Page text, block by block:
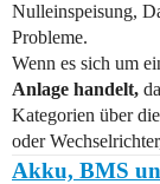
Nulleinspeisung,
Probleme.
Wenn es sich um
Anlage handelt,
Kategorien über
oder
Akku, BMS